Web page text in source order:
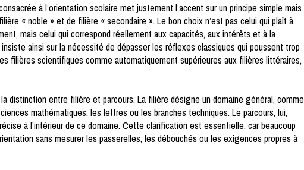
à l’orientation scolaire met justement l’accent sur un principe simple mais
« noble » et de filière « secondaire ». Le bon choix n’est pas celui qui plaît à
mais celui qui correspond réellement aux capacités, aux intérêts et à la
insiste ainsi sur la nécessité de dépasser les réflexes classiques qui poussent trop
filières scientifiques comme automatiquement supérieures aux filières littéraires,
distinction entre filière et parcours. La filière désigne un domaine général, comme
mathématiques, les lettres ou les branches techniques. Le parcours, lui,
à l’intérieur de ce domaine. Cette clarification est essentielle, car beaucoup
sans mesurer les passerelles, les débouchés ou les exigences propres à